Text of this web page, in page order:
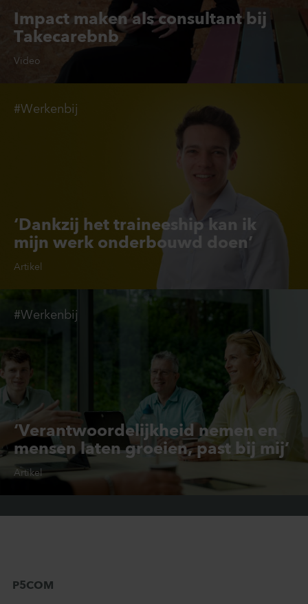
Impact maken als consultant bij
Takecarebnb
Video
‘Dankzij het traineeship kan ik
mijn werk onderbouwd doen’
Artikel
#Werkenbij
‘Verantwoordelijkheid nemen en
mensen laten groeien, past bij mij’
Artikel
#Werkenbij
P5COM